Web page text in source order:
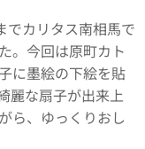
でカリタス南相馬で
。今回は原町カト
に墨絵の下絵を貼
麗な扇子が出来上
ら、ゆっくりおし